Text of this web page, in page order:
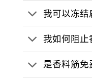
我可以冻结
我如何阻止
是香料筋免